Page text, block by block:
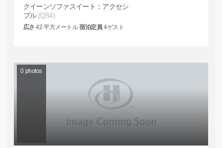
クイーンソファスイート：アクセシ
ブル (QS4)
広さ 42 平方メートル宿泊定員 4ゲスト
0 photos